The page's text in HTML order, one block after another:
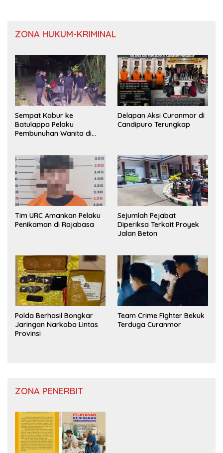
ZONA HUKUM-KRIMINAL
Sempat Kabur ke
Batulappa Pelaku
Pembunuhan Wanita di
Delapan Aksi Curanmor di
Candipuro Terungkap
Tim URC Amankan Pelaku
Penikaman di Rajabasa
Sejumlah Pejabat
Diperiksa Terkait Proyek
Jalan Beton
Polda Berhasil Bongkar
Jaringan Narkoba Lintas
Provinsi
Team Crime Fighter Bekuk
Terduga Curanmor
ZONA PENERBIT